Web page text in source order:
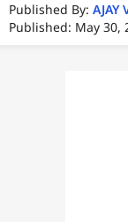
Published By: AJAY
Published: May 30,